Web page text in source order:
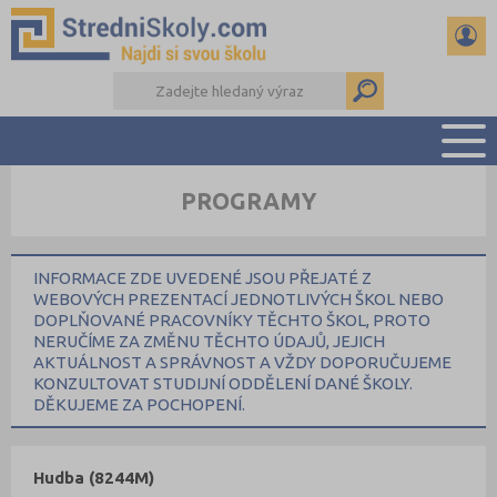
PŘEHLED ŠKOL
DŮLEŽITÉ TERMÍNY
REFERÁTY A SEMINÁRKY
DALŠÍ DRUHY ŠKOL
PROGRAMY
INFORMACE ZDE UVEDENÉ JSOU PŘEJATÉ Z
WEBOVÝCH PREZENTACÍ JEDNOTLIVÝCH ŠKOL NEBO
DOPLŇOVANÉ PRACOVNÍKY TĚCHTO ŠKOL, PROTO
NERUČÍME ZA ZMĚNU TĚCHTO ÚDAJŮ, JEJICH
AKTUÁLNOST A SPRÁVNOST A VŽDY DOPORUČUJEME
KONZULTOVAT STUDIJNÍ ODDĚLENÍ DANÉ ŠKOLY.
DĚKUJEME ZA POCHOPENÍ.
Hudba (8244M)